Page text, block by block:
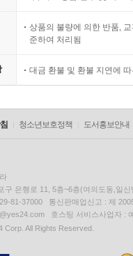
상품의 불량에 의한 반품,
준하여 처리됨
대금 환불 및 환불 지연에
청소년보호정책 도서홍보안내
구 은행로 11, 5층~6층(여의도동,일신
81-37000 통신판매업신고 : 제
호스팅 서비스사업자 :
Corp. All Rights Reserved.